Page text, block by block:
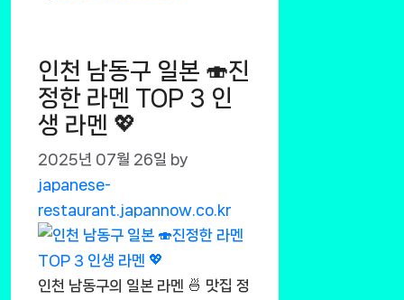
인천 남동구 일본 🍣진
정한 라멘 TOP 3 인
생 라멘 💖
2025년 07월 26일 by
japanese-
restaurant.japannow.co.kr
인천 남동구의 일본 라멘 🍜 맛집 정